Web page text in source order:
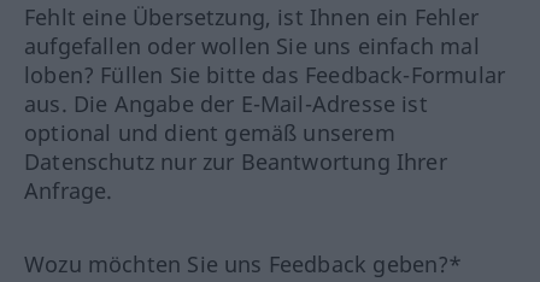
Fehlt eine Übersetzung, ist Ihnen ein Fehler
aufgefallen oder wollen Sie uns einfach mal
loben? Füllen Sie bitte das Feedback-Formular
aus. Die Angabe der E-Mail-Adresse ist
optional und dient gemäß unserem
Datenschutz nur zur Beantwortung Ihrer
Anfrage.
Wozu möchten Sie uns Feedback geben?*